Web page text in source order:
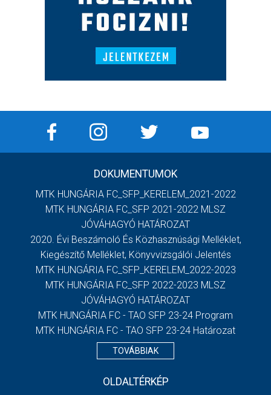
DOKUMENTUMOK
MTK HUNGÁRIA FC_SFP_KERELEM_2021-2022
MTK HUNGÁRIA FC_SFP 2021-2022 MLSZ
JÓVÁHAGYÓ HATÁROZAT
2020. Évi Beszámoló És Közhasznúsági Melléklet,
Kiegészítő Melléklet, Könyvvizsgálói Jelentés
MTK HUNGÁRIA FC_SFP_KERELEM_2022-2023
MTK HUNGÁRIA FC_SFP 2022-2023 MLSZ
JÓVÁHAGYÓ HATÁROZAT
MTK HUNGÁRIA FC - TAO SFP 23-24 Program
MTK HUNGÁRIA FC - TAO SFP 23-24 Határozat
TOVÁBBIAK
OLDALTÉRKÉP